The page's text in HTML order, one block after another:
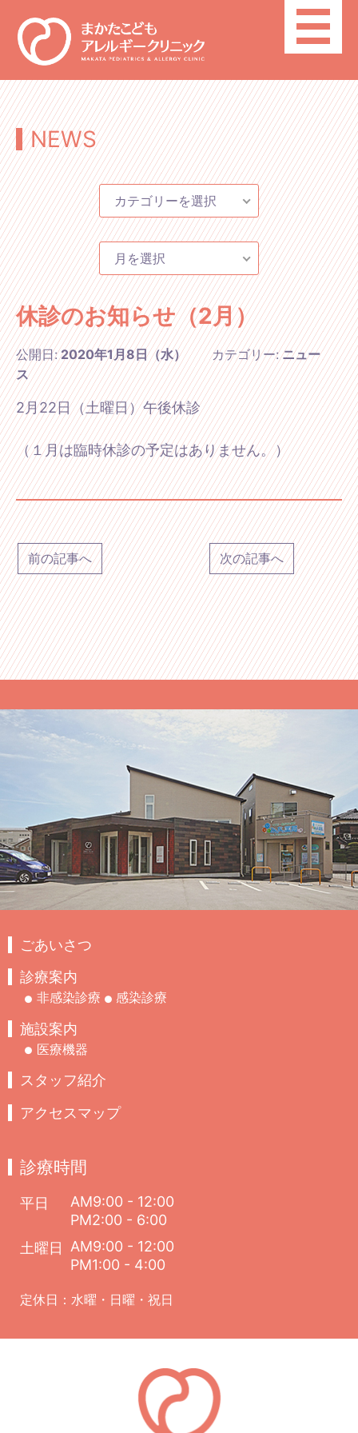
toggle
NEWS
カテゴリーを選択
月を選択
休診のお知らせ（2月）
公開日:2020年1月8日（水） カテゴリー:ニュー
ス
2月22日（土曜日）午後休診
（１月は臨時休診の予定はありません。）
前の記事へ 次の記事へ
ごあいさつ
診療案内
非感染診療 感染診療
施設案内
医療機器
スタッフ紹介
アクセスマップ
診療時間
平日
AM9:00 - 12:00
PM2:00 - 6:00
土曜日
AM9:00 - 12:00
PM1:00 - 4:00
定休日：水曜・日曜・祝日